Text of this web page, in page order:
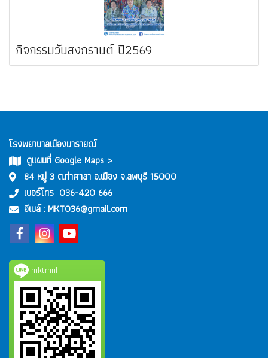
กิจกรรมวันสงกรานต์ ปี2569
โรงพยาบาลเมืองนารายณ์
ดูแผนที่ Google Maps >
84 หมู่ 3 ต.ท่าศาลา อ.เมือง จ.ลพบุรี 15000
เบอร์โทร 036-420 666
อีเมล์ : MKT036@gmail.com
mktmnh